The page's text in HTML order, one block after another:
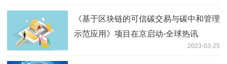
《基于区块链的可信碳交易与碳中和管理
示范应用》项目在京启动-全球热讯
2023-03-25